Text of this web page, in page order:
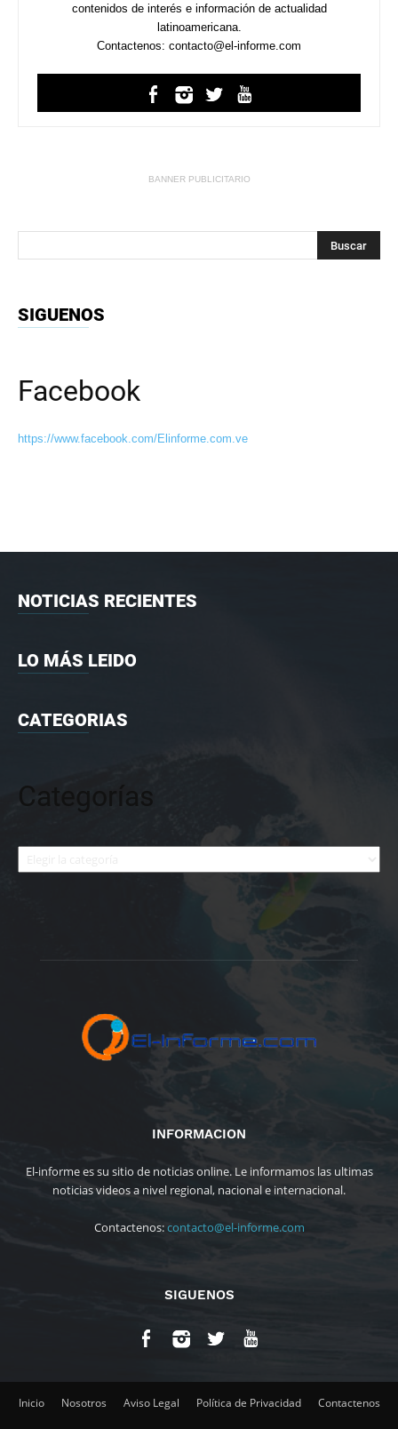
contenidos de interés e información de actualidad
latinoamericana.
Contactenos: contacto@el-informe.com
BANNER PUBLICITARIO
SIGUENOS
Facebook
https://www.facebook.com/Elinforme.com.ve
NOTICIAS RECIENTES
LO MÁS LEIDO
CATEGORIAS
Categorías
Categorías
INFORMACION
El-informe es su sitio de noticias online. Le informamos las ultimas
noticias videos a nivel regional, nacional e internacional.
Contactenos:contacto@el-informe.com
SIGUENOS
Inicio Nosotros Aviso Legal Política de Privacidad Contactenos